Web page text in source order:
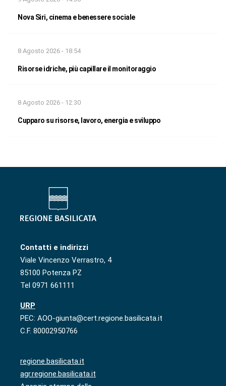
Nova Siri, cinema e benessere sociale
8 Agosto 2026 - 18:54
Risorse idriche, più capillare il monitoraggio
8 Agosto 2026 - 12:30
Cupparo su risorse, lavoro, energia e sviluppo
Contatti e indirizzi
Viale Vincenzo Verrastro, 4
85100 Potenza PZ
Tel 0971 661111
URP
PEC: AOO-giunta@cert.regione.basilicata.it
C.F. 80002950766
regione.basilicata.it
agr.regione.basilicata.it